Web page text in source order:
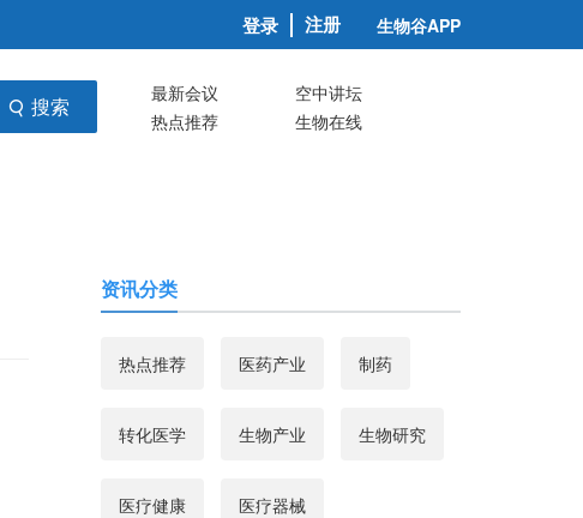
登录 注册 生物谷APP
搜索 最新会议
空中讲坛
热点推荐
生物在线
资讯分类
热点推荐 医药产业 制药
转化医学 生物产业 生物研究
医疗健康 医疗器械